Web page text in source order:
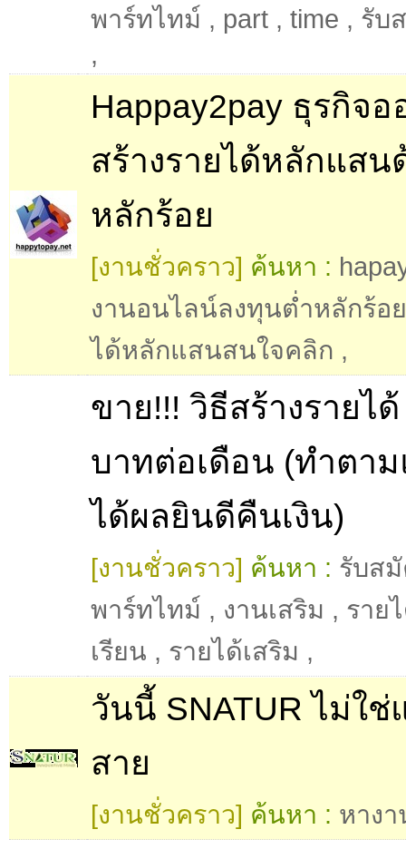
พาร์ทไทม์ , part , time , รับ
,
Happay2pay ธุรกิจ
สร้างรายได้หลักแสน
หลักร้อย
[งานชั่วคราว] ค้นหา :
งานอนไลน์ลงทุนต่ำหลักร้อ
ได้หลักแสนสนใจคลิก ,
ขาย!!! วิธีสร้างรายไ
บาทต่อเดือน (ทำตา
ได้ผลยินดีคืนเงิน)
[งานชั่วคราว] ค้นหา : รับส
พาร์ทไทม์ , งานเสริม , ราย
เรียน , รายได้เสริม ,
วันนี้ SNATUR ไม่ใ
สาย
[งานชั่วคราว] ค้นหา : หาง